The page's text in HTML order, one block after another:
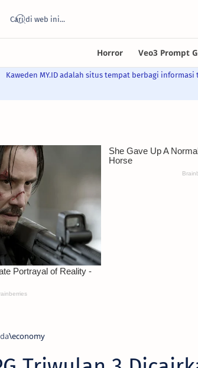
Kaweden MY.ID adalah situs tempat berbagi
economy